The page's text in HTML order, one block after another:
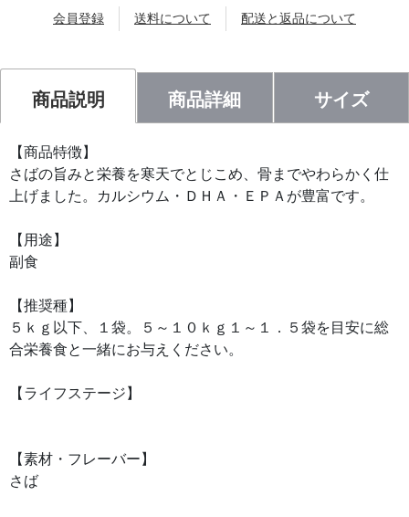
会員登録 送料について 配送と返品について
商品説明 商品詳細 サイズ
【商品特徴】
さばの旨みと栄養を寒天でとじこめ、骨までやわらかく仕
上げました。カルシウム・ＤＨＡ・ＥＰＡが豊富です。
【用途】
副食
【推奨種】
５ｋｇ以下、１袋。５～１０ｋｇ１～１．５袋を目安に総
合栄養食と一緒にお与えください。
【ライフステージ】
【素材・フレーバー】
さば